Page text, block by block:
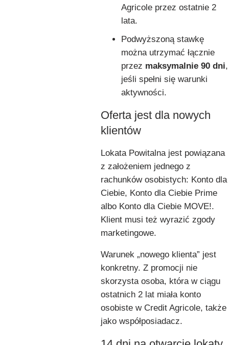
Agricole przez ostatnie 2
lata.
Podwyższoną stawkę
można utrzymać łącznie
przez maksymalnie 90 dni,
jeśli spełni się warunki
aktywności.
Oferta jest dla nowych
klientów
Lokata Powitalna jest powiązana
z założeniem jednego z
rachunków osobistych: Konto dla
Ciebie, Konto dla Ciebie Prime
albo Konto dla Ciebie MOVE!.
Klient musi też wyrazić zgody
marketingowe.
Warunek „nowego klienta” jest
konkretny. Z promocji nie
skorzysta osoba, która w ciągu
ostatnich 2 lat miała konto
osobiste w Credit Agricole, także
jako współposiadacz.